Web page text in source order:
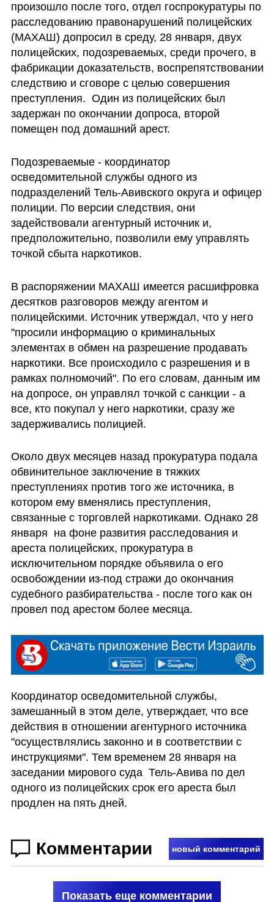
произошло после того, отдел госпрокуратуры по
расследованию правонарушений полицейских
(МАХАШ) допросил в среду, 28 января, двух
полицейских, подозреваемых, среди прочего, в
фабрикации доказательств, воспрепятствовании
следствию и сговоре с целью совершения
преступления.  Один из полицейских был
задержан по окончании допроса, второй
помещен под домашний арест.
Подозреваемые - координатор
осведомительной службы одного из
подразделений Тель-Авивского округа и офицер
полиции. По версии следствия, они
задействовали агентурный источник и,
предположительно, позволили ему управлять
точкой сбыта наркотиков.
В распоряжении МАХАШ имеется расшифровка
десятков разговоров между агентом и
полицейскими. Источник утверждал, что у него
"просили информацию о криминальных
элементах в обмен на разрешение продавать
наркотики. Все происходило с разрешения и в
рамках полномочий". По его словам, данным им
на допросе, он управлял точкой с санкции - а
все, кто покупал у него наркотики, сразу же
задерживались полицией.
Около двух месяцев назад прокуратура подала
обвинительное заключение в тяжких
преступлениях против того же источника, в
котором ему вменялись преступления,
связанные с торговлей наркотиками. Однако 28
января  на фоне развития расследования и
ареста полицейских, прокуратура в
исключительном порядке объявила о его
освобождении из-под стражи до окончания
судебного разбирательства - после того как он
провел под арестом более месяца.
Координатор осведомительной службы,
замешанный в этом деле, утверждает, что все
действия в отношении агентурного источника
"осуществлялись законно и в соответствии с
инструкциями". Тем временем 28 января на
заседании мирового суда  Тель-Авива по дел
одного из полицейских срок его ареста был
продлен на пять дней.
Комментарии новый комментарий
Показать еще комментарии